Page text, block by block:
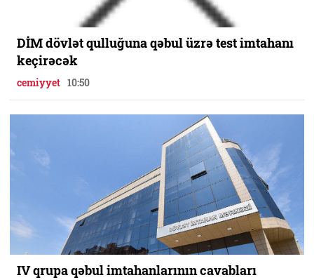
DİM dövlət qulluğuna qəbul üzrə test imtahanı
keçirəcək
cemiyyet 10:50
IV qrupa qəbul imtahanlarının cavabları